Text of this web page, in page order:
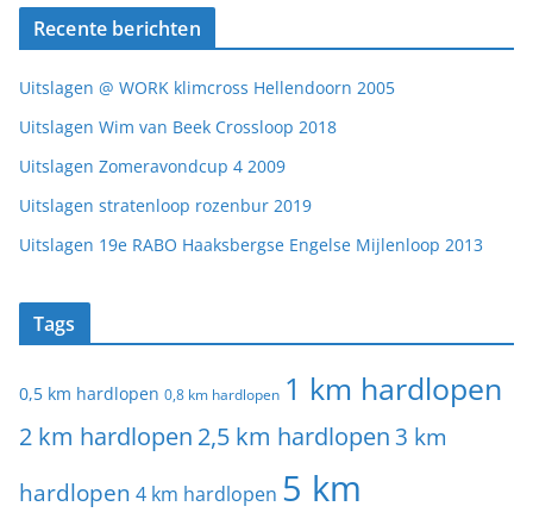
Recente berichten
Uitslagen @ WORK klimcross Hellendoorn 2005
Uitslagen Wim van Beek Crossloop 2018
Uitslagen Zomeravondcup 4 2009
Uitslagen stratenloop rozenbur 2019
Uitslagen 19e RABO Haaksbergse Engelse Mijlenloop 2013
Tags
0,5 km hardlopen 0,8 km hardlopen 1 km hardlopen
2 km hardlopen 2,5 km hardlopen 3 km
hardlopen 4 km hardlopen 5 km